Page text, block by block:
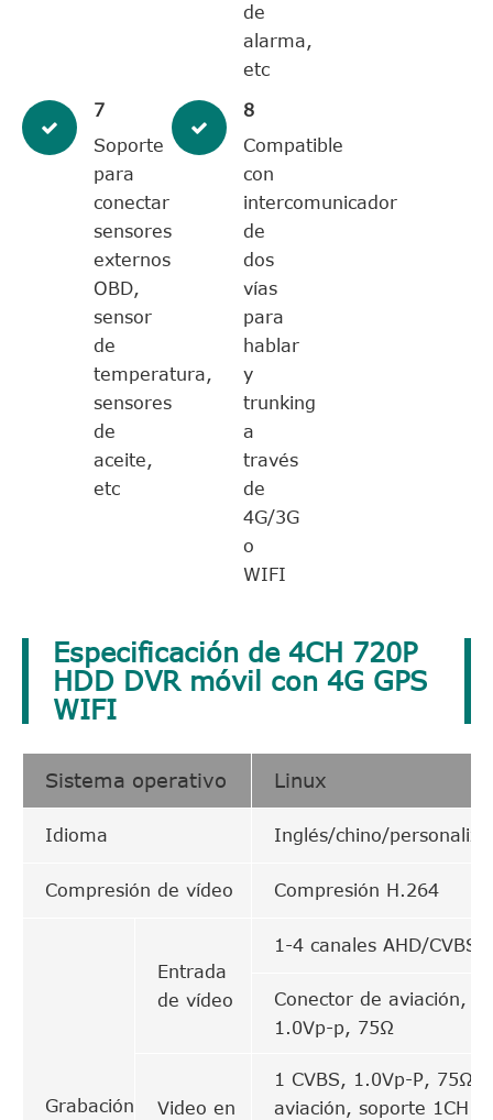
de
alarma,
etc
7
Soporte
para
conectar
sensores
externos
OBD,
sensor
de
temperatura,
sensores
de
aceite,
etc
8
Compatible
con
intercomunicador
de
dos
vías
para
hablar
y
trunking
a
través
de
4G/3G
o
WIFI
Especificación de 4CH 720P
HDD DVR móvil con 4G GPS
WIFI
Sistema operativo Linux
Idioma Inglés/chino/
Compresión de vídeo Compresión H.264
Grabación
Entrada
de vídeo
1-4 canales AHD/CVBS
Conector de aviación,
1.0Vp-p, 75Ω
Video en
1 CVBS, 1.0Vp-P, 75Ω,
aviación, soporte 1CH